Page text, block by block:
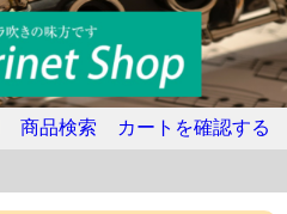
商品検索 カートを確認する